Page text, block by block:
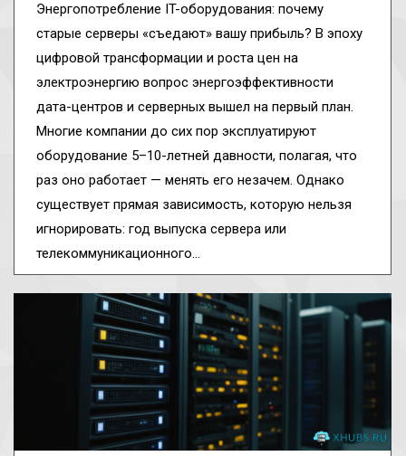
Энергопотребление IT-оборудования: почему
старые серверы «съедают» вашу прибыль? В эпоху
цифровой трансформации и роста цен на
электроэнергию вопрос энергоэффективности
дата-центров и серверных вышел на первый план.
Многие компании до сих пор эксплуатируют
оборудование 5–10-летней давности, полагая, что
раз оно работает — менять его незачем. Однако
существует прямая зависимость, которую нельзя
игнорировать: год выпуска сервера или
телекоммуникационного…